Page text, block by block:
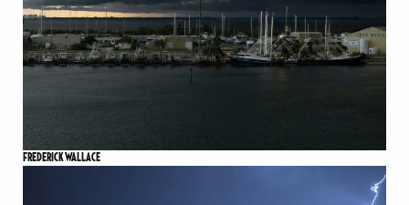
FREDERICK WALLACE